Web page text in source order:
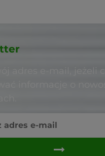
adres e-mail, jeżeli